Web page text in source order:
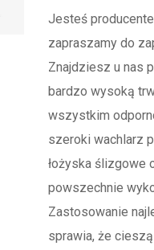
Jesteś
zapraszamy do
Znajdziesz u nas
bardzo wysoką
wszystkim
szeroki wachlarz
łożyska ślizgowe
powszechnie
Zastosowanie
sprawia, że